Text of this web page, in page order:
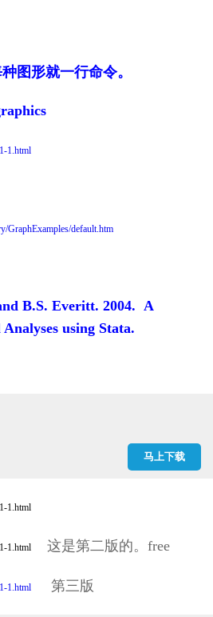
图形就一行命令。
1.html
GraphExamples/default.htm
B.S. Everitt. 2004. A
using Stata.
马上下载
1.html
1.html 这是第二版的。free
1.html 第三版